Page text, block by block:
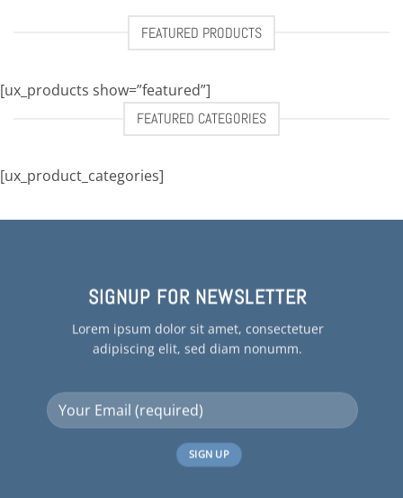
FEATURED PRODUCTS
[ux_products show=”featured”]
FEATURED CATEGORIES
[ux_product_categories]
SIGNUP FOR NEWSLETTER
Lorem ipsum dolor sit amet, consectetuer
adipiscing elit, sed diam nonumm.